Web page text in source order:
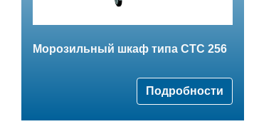
Морозильный шкаф типа CTC 256
Подробности